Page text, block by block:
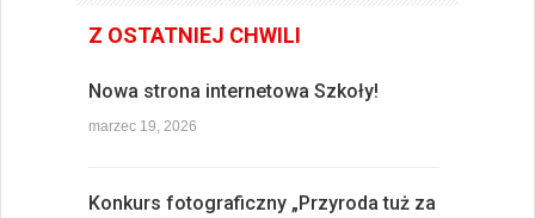
Z OSTATNIEJ CHWILI
Nowa strona internetowa Szkoły!
marzec 19, 2026
Konkurs fotograficzny „Przyroda tuż za